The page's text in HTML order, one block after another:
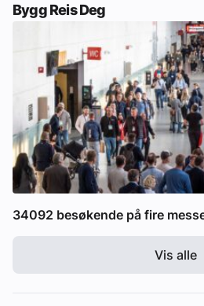
Bygg Reis Deg
34092 besøkende på fire
Vis alle